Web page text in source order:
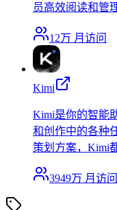
员高效阅读和管
12万 月访问
Kimi
Kimi是你的智能
和创作中的各种
策划方案，Kimi
3949万 月访问